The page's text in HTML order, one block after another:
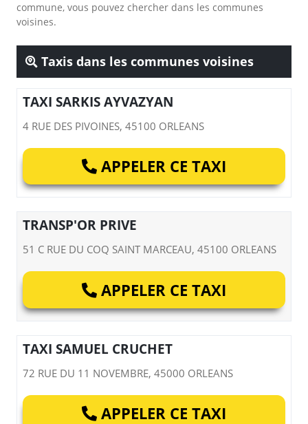
commune, vous pouvez chercher dans les communes
voisines.
Taxis dans les communes voisines
TAXI SARKIS AYVAZYAN
4 RUE DES PIVOINES, 45100 ORLEANS
APPELER CE TAXI
TRANSP'OR PRIVE
51 C RUE DU COQ SAINT MARCEAU, 45100 ORLEANS
APPELER CE TAXI
TAXI SAMUEL CRUCHET
72 RUE DU 11 NOVEMBRE, 45000 ORLEANS
APPELER CE TAXI